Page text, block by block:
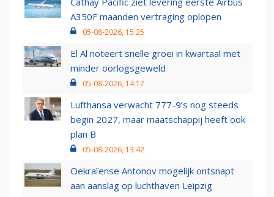
A350F maanden vertraging oplopen
05-08-2026, 15:25
El Al noteert snelle groei in kwartaal met
minder oorlogsgeweld
05-08-2026, 14:17
Lufthansa verwacht 777-9’s nog steeds
begin 2027, maar maatschappij heeft ook
plan B
05-08-2026, 13:42
Oekraïense Antonov mogelijk ontsnapt
aan aanslag op luchthaven Leipzig